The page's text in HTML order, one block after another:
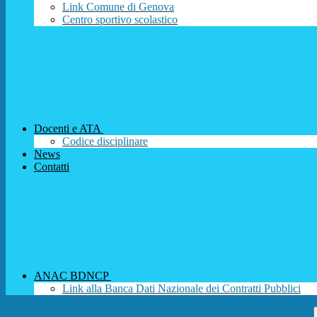
Link Comune di Genova
Centro sportivo scolastico
Docenti e ATA
Codice disciplinare
News
Contatti
ANAC BDNCP
Link alla Banca Dati Nazionale dei Contratti Pubblici